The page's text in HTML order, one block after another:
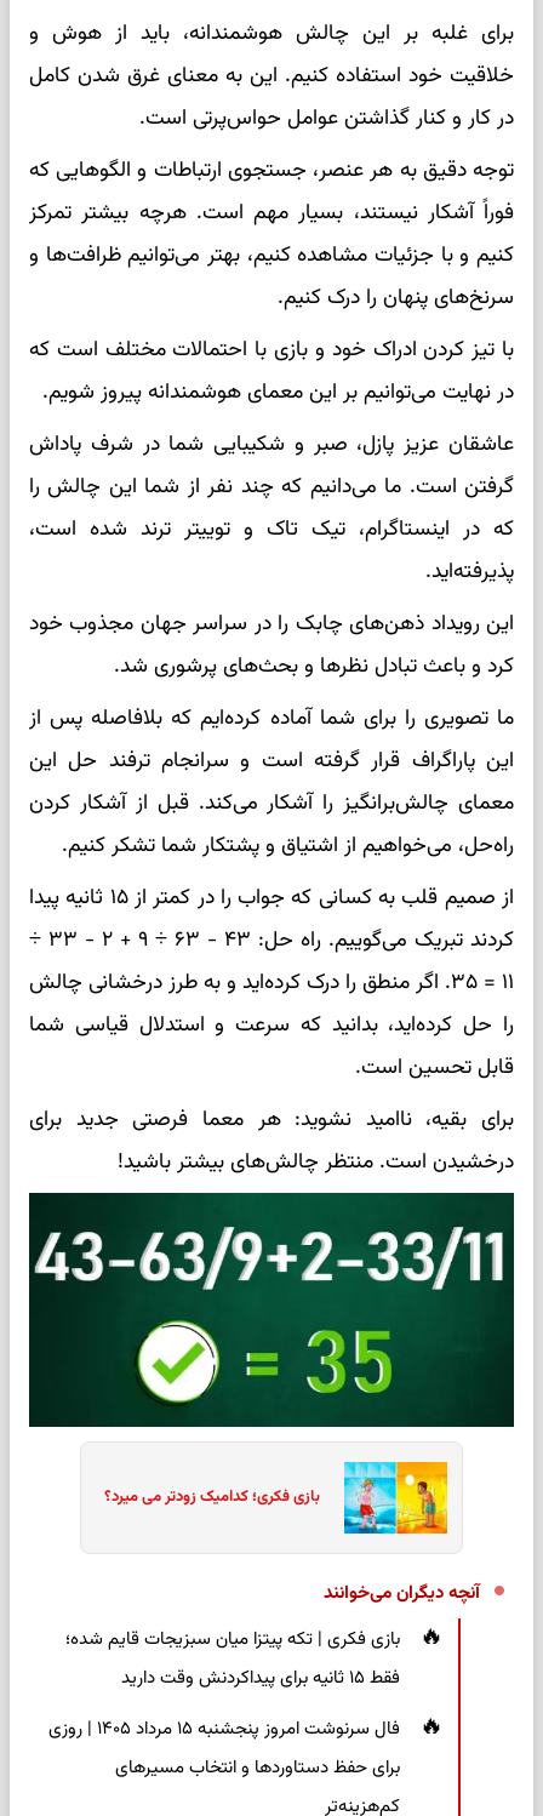
برای غلبه بر این چالش هوشمندانه، باید از هوش و
خلاقیت خود استفاده کنیم. این به معنای غرق شدن کامل
در کار و کنار گذاشتن عوامل حواس‌پرتی است.
توجه دقیق به هر عنصر، جستجوی ارتباطات و الگوهایی که
فوراً آشکار نیستند، بسیار مهم است. هرچه بیشتر تمرکز
کنیم و با جزئیات مشاهده کنیم، بهتر می‌توانیم ظرافت‌ها و
سرنخ‌های پنهان را درک کنیم.
با تیز کردن ادراک خود و بازی با احتمالات مختلف است که
در نهایت می‌توانیم بر این معمای هوشمندانه پیروز شویم.
عاشقان عزیز پازل، صبر و شکیبایی شما در شرف پاداش
گرفتن است. ما می‌دانیم که چند نفر از شما این چالش را
که در اینستاگرام، تیک تاک و توییتر ترند شده است،
پذیرفته‌اید.
این رویداد ذهن‌های چابک را در سراسر جهان مجذوب خود
کرد و باعث تبادل نظرها و بحث‌های پرشوری شد.
ما تصویری را برای شما آماده کرده‌ایم که بلافاصله پس از
این پاراگراف قرار گرفته است و سرانجام ترفند حل این
معمای چالش‌برانگیز را آشکار می‌کند. قبل از آشکار کردن
راه‌حل، می‌خواهیم از اشتیاق و پشتکار شما تشکر کنیم.
از صمیم قلب به کسانی که جواب را در کمتر از ۱۵ ثانیه پیدا
کردند تبریک می‌گوییم. راه حل: ۴۳ - ۶۳ ÷ ۹ + ۲ - ۳۳ ÷
۱۱ = ۳۵. اگر منطق را درک کرده‌اید و به طرز درخشانی چالش
را حل کرده‌اید، بدانید که سرعت و استدلال قیاسی شما
قابل تحسین است.
برای بقیه، ناامید نشوید: هر معما فرصتی جدید برای
درخشیدن است. منتظر چالش‌های بیشتر باشید!
بازی فکری؛ کدامیک زودتر می میرد؟
آنچه دیگران می‌خوانند
بازی فکری | تکه پیتزا میان سبزیجات قایم شده؛
فقط ۱۵ ثانیه برای پیداکردنش وقت دارید
فال سرنوشت امروز پنجشنبه ۱۵ مرداد ۱۴۰۵ | روزی
برای حفظ دستاوردها و انتخاب مسیرهای
کم‌هزینه‌تر